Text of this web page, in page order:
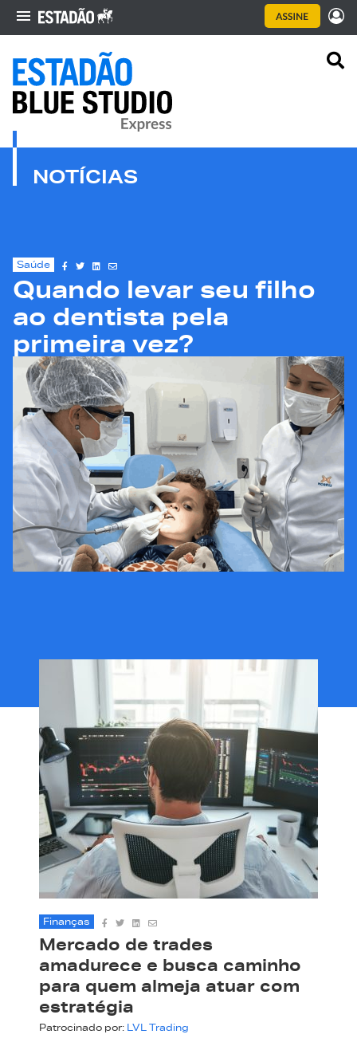
NOTÍCIAS
Saúde
Quando levar seu filho
ao dentista pela
primeira vez?
Patrocinado por:Morelli
Finanças
Mercado de trades
amadurece e busca caminho
para quem almeja atuar com
estratégia
Patrocinado por: LVL Trading